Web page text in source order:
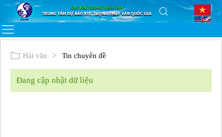
Hải văn Tin chuyên đề
Đang cập nhật dữ liệu